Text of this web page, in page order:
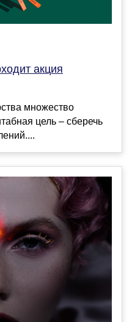
акция
множество
цель – сберечь